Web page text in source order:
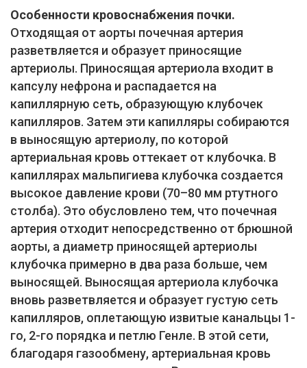
Особенности кровоснабжения почки.
Отходящая от аорты почечная артерия
разветвляется и образует приносящие
артериолы. Приносящая артериола входит в
капсулу нефрона и распадается на
капиллярную сеть, образующую клубочек
капилляров. Затем эти капилляры собираются
в выносящую артериолу, по которой
артериальная кровь оттекает от клубочка. В
капиллярах мальпигиева клубочка создается
высокое давление крови (70–80 мм ртутного
столба). Это обусловлено тем, что почечная
артерия отходит непосредственно от брюшной
аорты, а диаметр приносящей артериолы
клубочка примерно в два раза больше, чем
выносящей. Выносящая артериола клубочка
вновь разветвляется и образует густую сеть
капилляров, оплетающую извитые канальцы 1-
го, 2-го порядка и петлю Генле. В этой сети,
благодаря газообмену, артериальная кровь